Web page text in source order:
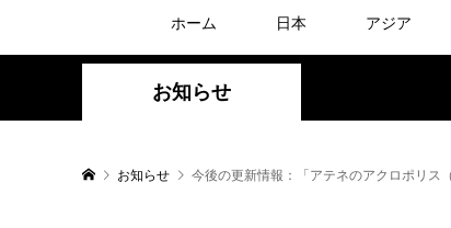
ホーム 日本 アジア
お知らせ
お知らせ 今後の更新情報：「アテネのアクロポリス